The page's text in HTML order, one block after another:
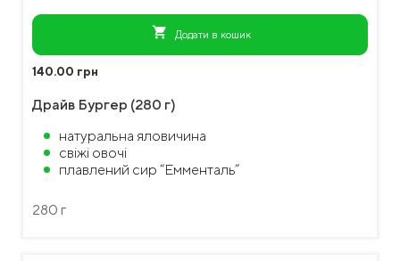
shopping_cart Додати в кошик
140.00 грн
Драйв Бургер (280 г)
натуральна яловичина
свіжі овочі
плавлений сир “Емменталь”
280 г